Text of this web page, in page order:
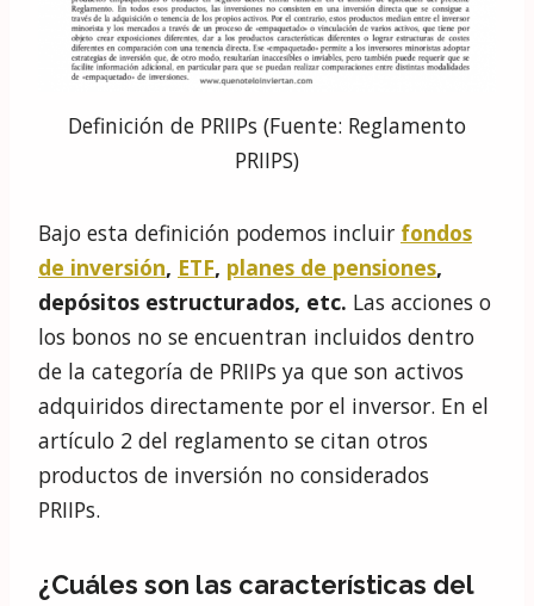
Definición de PRIIPs (Fuente: Reglamento
PRIIPS)
Bajo esta definición podemos incluir fondos
de inversión, ETF, planes de pensiones,
depósitos estructurados, etc. Las acciones o
los bonos no se encuentran incluidos dentro
de la categoría de PRIIPs ya que son activos
adquiridos directamente por el inversor. En el
artículo 2 del reglamento se citan otros
productos de inversión no considerados
PRIIPs.
¿Cuáles son las características del